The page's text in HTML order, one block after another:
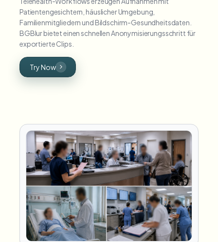
Patientengesichtern, häuslicher Umgebung,
Familienmitgliedern und Bildschirm-Gesundheitsdaten.
BGBlur bietet einen schnellen Anonymisierungsschritt für
exportierte Clips.
Try Now